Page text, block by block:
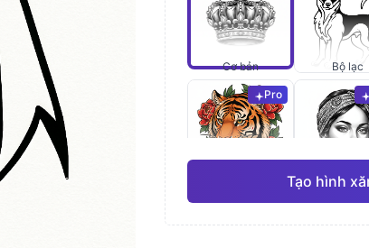
Cơ bản Bộ lạc
Pro
Nhật Bản Màu
Tạo hình